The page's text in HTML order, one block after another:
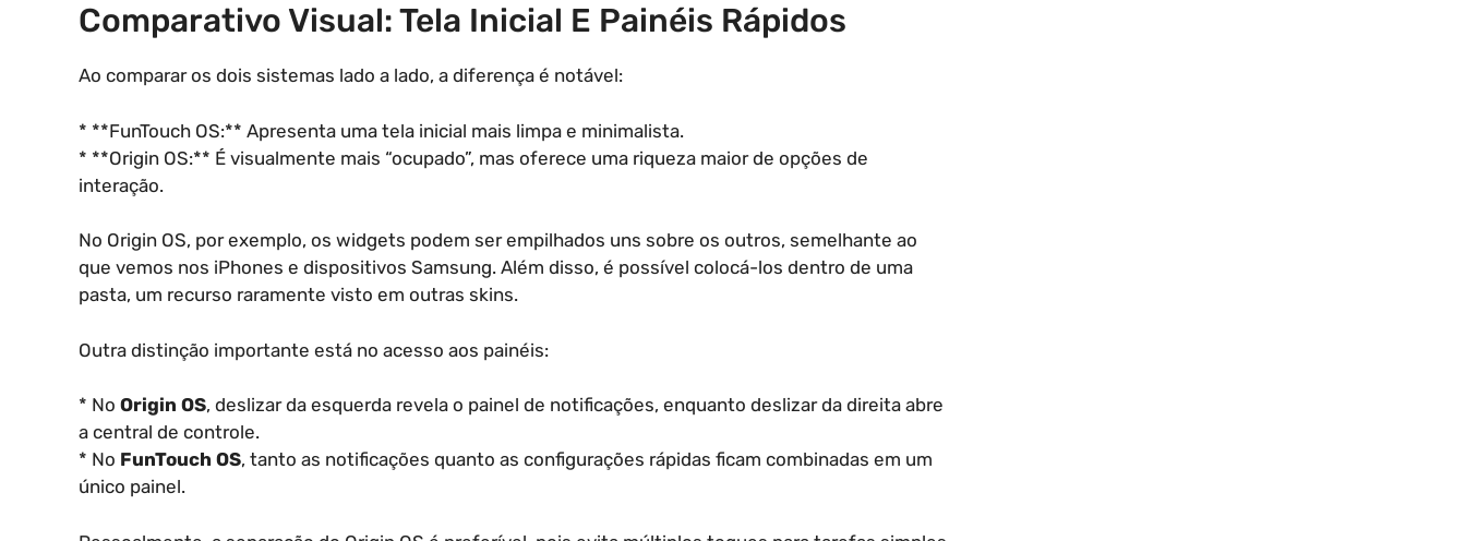
Comparativo Visual: Tela Inicial E Painéis Rápidos
Ao comparar os dois sistemas lado a lado, a diferença é notável:
* **FunTouch OS:** Apresenta uma tela inicial mais limpa e minimalista.
* **Origin OS:** É visualmente mais “ocupado”, mas oferece uma riqueza maior de opções de
interação.
No Origin OS, por exemplo, os widgets podem ser empilhados uns sobre os outros, semelhante ao
que vemos nos iPhones e dispositivos Samsung. Além disso, é possível colocá-los dentro de uma
pasta, um recurso raramente visto em outras skins.
Outra distinção importante está no acesso aos painéis:
* No Origin OS, deslizar da esquerda revela o painel de notificações, enquanto deslizar da direita abre
a central de controle.
* No FunTouch OS, tanto as notificações quanto as configurações rápidas ficam combinadas em um
único painel.